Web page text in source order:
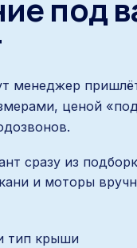
под
менеджер
ценой
сразу из
и моторы
тип крыши